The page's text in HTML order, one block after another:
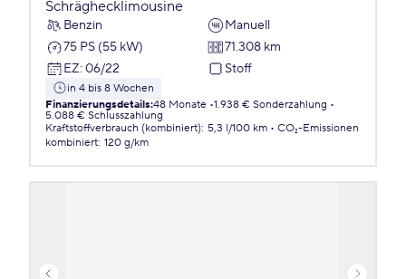
Schräghecklimousine
Benzin
Manuell
75 PS (55 kW)
71.308 km
EZ: 06/22 Stoff
in 4 bis 8 Wochen
Finanzierungsdetails:48 Monate 1.938 € Sonderzahlung
5.088 € Schlusszahlung
Kraftstoffverbrauch (kombiniert): 5,3 l/100 km
CO₂-Emissionen
kombiniert: 120 g/km